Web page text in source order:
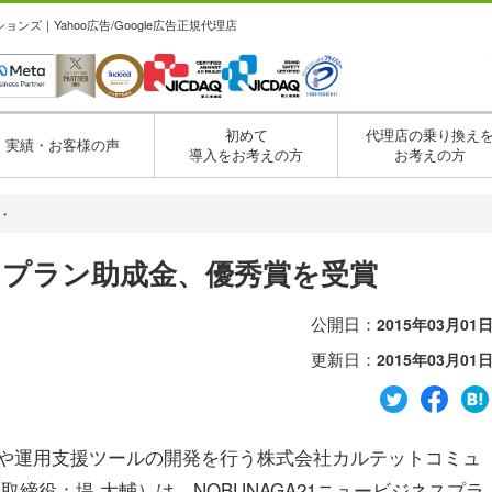
ンズ｜Yahoo広告/Google広告正規代理店
実績・お客様の声
初めて
導入をお考えの方
代理店の乗り換え
お考えの方
ラン助成金、優秀賞を受賞
公開日： 2015年03月01日
更新日： 2015年03月01日
用支援ツールの開発を行う株式会社カルテットコミュ